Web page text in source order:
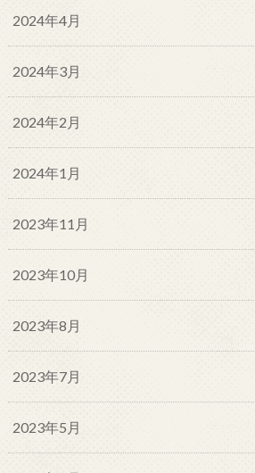
2024年4月
2024年3月
2024年2月
2024年1月
2023年11月
2023年10月
2023年8月
2023年7月
2023年5月